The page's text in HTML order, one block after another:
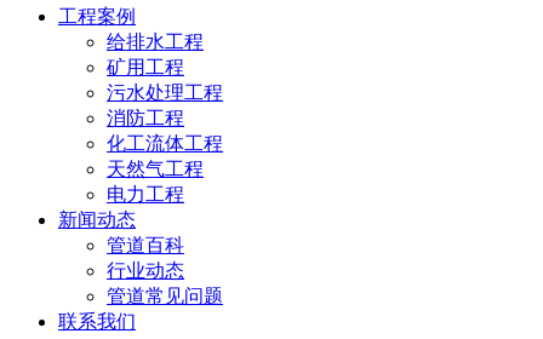
工程案例
给排水工程
矿用工程
污水处理工程
消防工程
化工流体工程
天然气工程
电力工程
新闻动态
管道百科
行业动态
管道常见问题
联系我们